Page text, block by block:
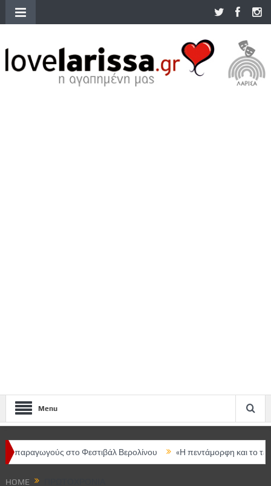
Menu
στο Φεστιβάλ Βερολίνου «Η πεντάμορφη και το τέρας –
HOME